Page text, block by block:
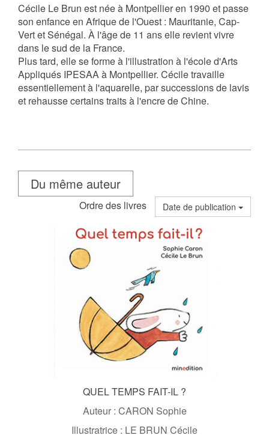
Cécile Le Brun est née à Montpellier en 1990 et passe
son enfance en Afrique de l'Ouest : Mauritanie, Cap-
Vert et Sénégal. À l'âge de 11 ans elle revient vivre
dans le sud de la France.
Plus tard, elle se forme à l'illustration à l'école d'Arts
Appliqués IPESAA à Montpellier. Cécile travaille
essentiellement à l'aquarelle, par successions de lavis
et rehausse certains traits à l'encre de Chine.
Du même auteur
Ordre des livres Date de publication
QUEL TEMPS FAIT-IL ?
Auteur : CARON Sophie
Illustratrice : LE BRUN Cécile